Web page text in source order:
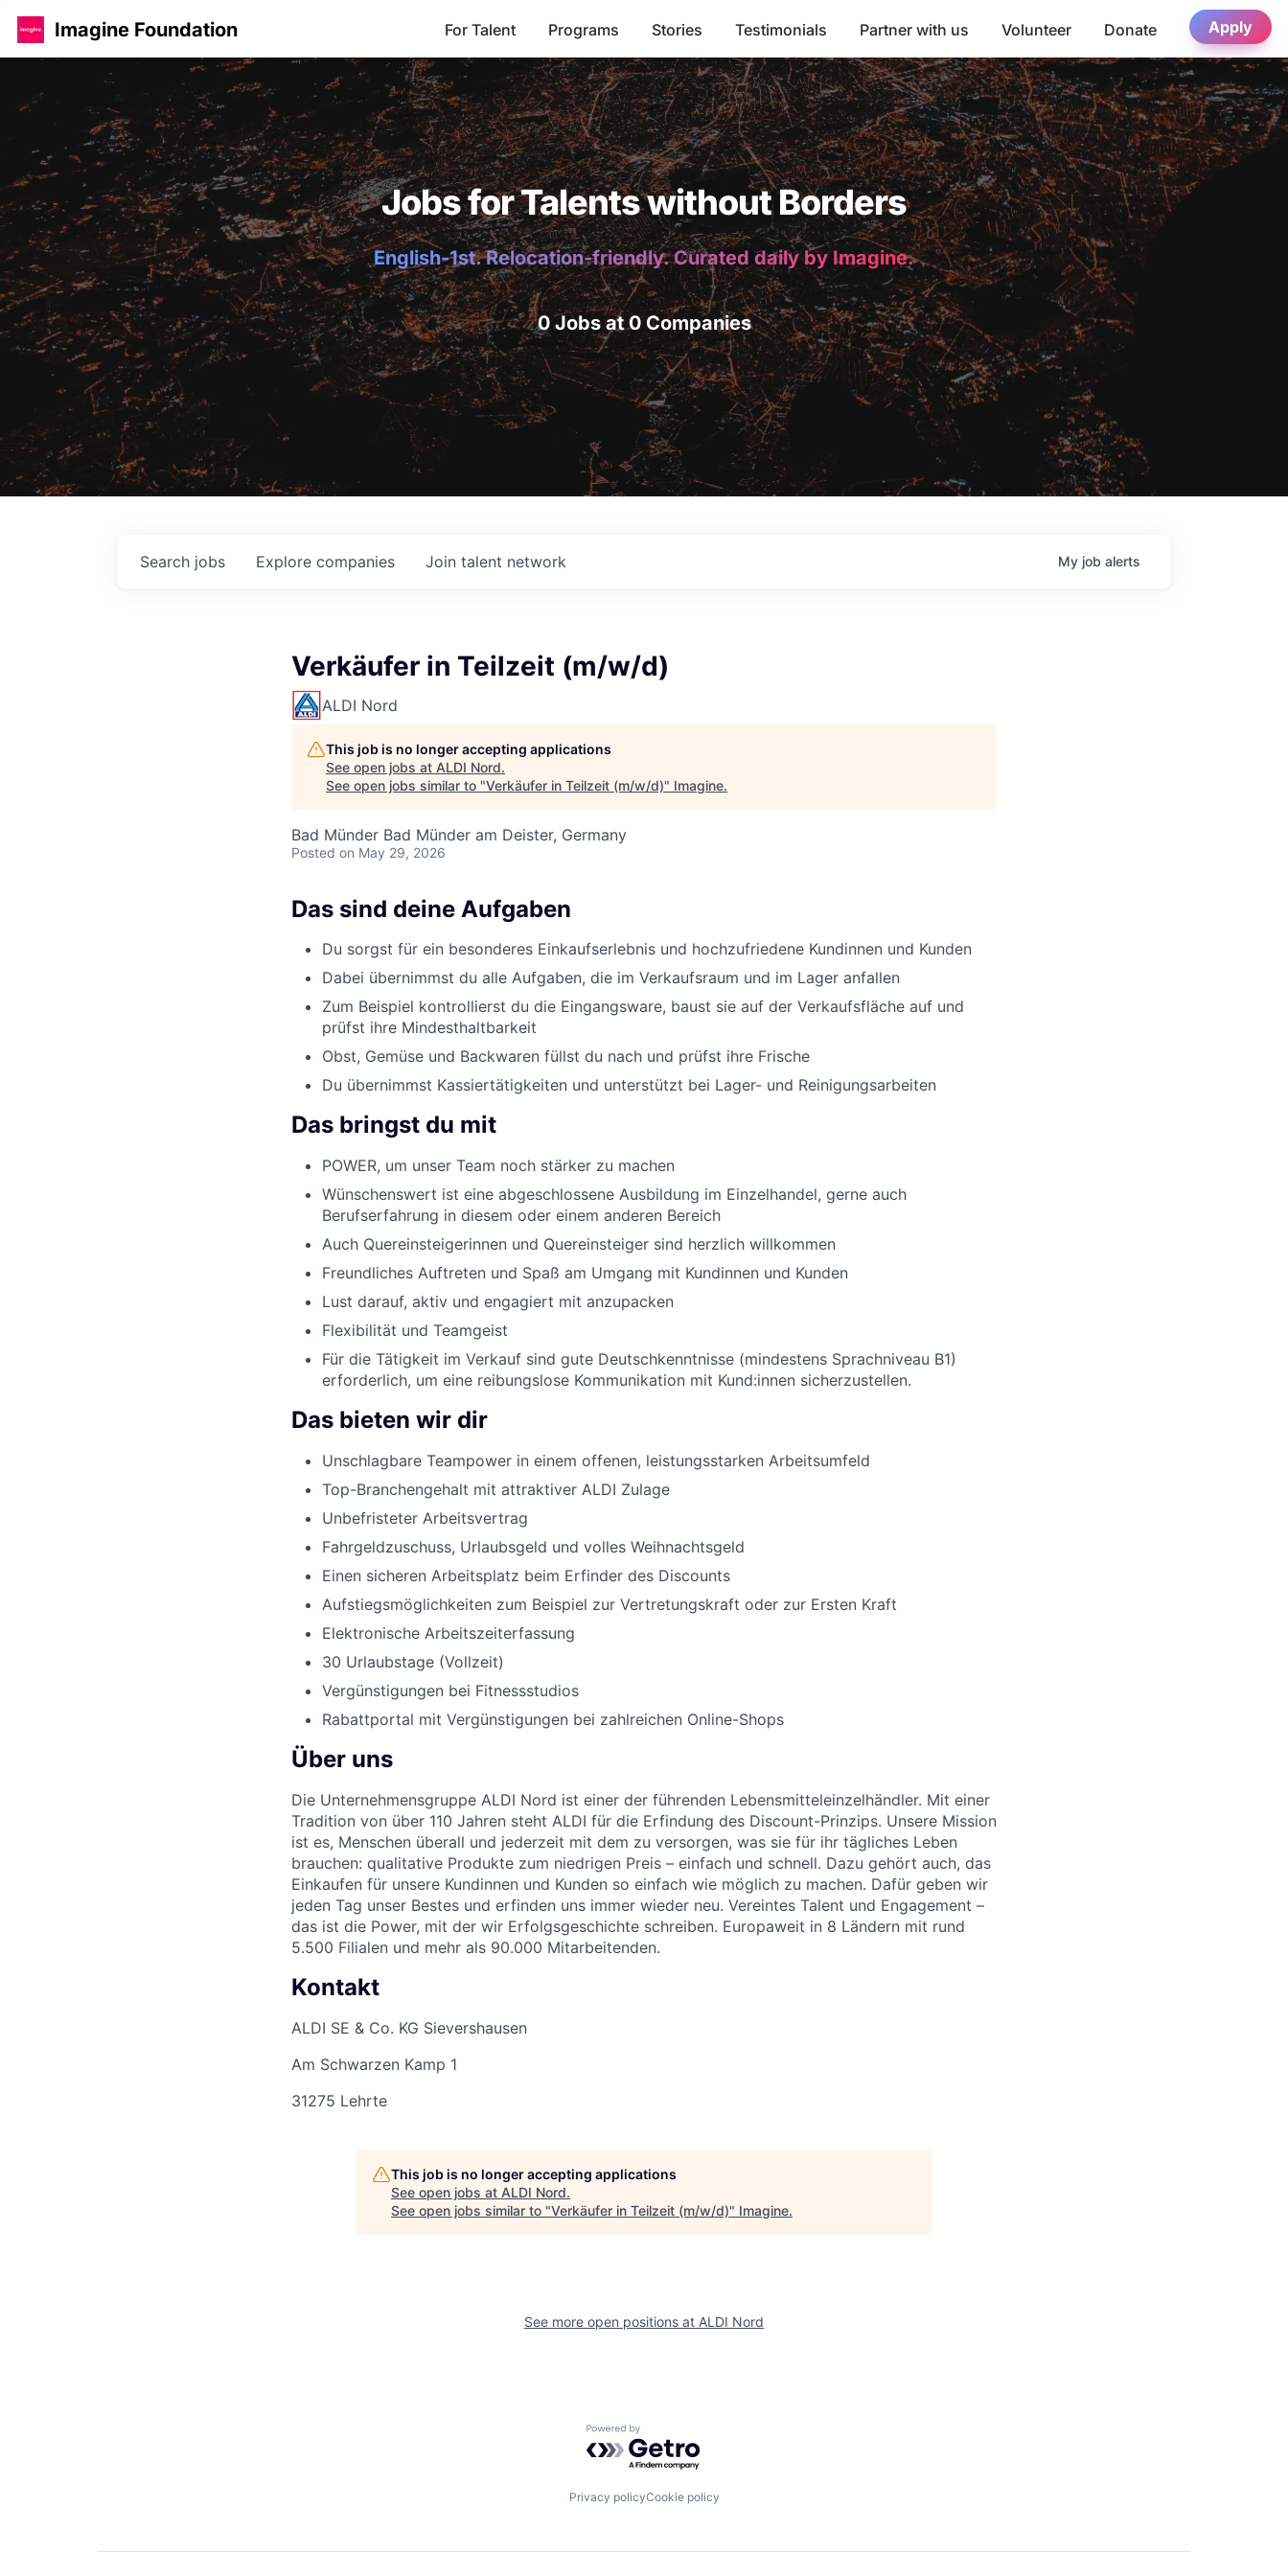
Imagine Foundation For Talent Programs Stories Testimonials Partner with us Volunteer Donate Apply
Jobs for Talents without Borders
English-1st. Relocation-friendly. Curated daily by Imagine.
0 Jobs at 0 Companies
Search jobs Explore companies Join talent network My job alerts
Verkäufer in Teilzeit (m/w/d)
ALDI Nord
This job is no longer accepting applications
See open jobs at ALDI Nord.
See open jobs similar to "Verkäufer in Teilzeit (m/w/d)" Imagine.
Bad Münder Bad Münder am Deister, Germany
Posted on May 29, 2026
Das sind deine Aufgaben
Du sorgst für ein besonderes Einkaufserlebnis und hochzufriedene Kundinnen und Kunden
Dabei übernimmst du alle Aufgaben, die im Verkaufsraum und im Lager anfallen
Zum Beispiel kontrollierst du die Eingangsware, baust sie auf der Verkaufsfläche auf und
prüfst ihre Mindesthaltbarkeit
Obst, Gemüse und Backwaren füllst du nach und prüfst ihre Frische
Du übernimmst Kassiertätigkeiten und unterstützt bei Lager- und Reinigungsarbeiten
Das bringst du mit
POWER, um unser Team noch stärker zu machen
Wünschenswert ist eine abgeschlossene Ausbildung im Einzelhandel, gerne auch
Berufserfahrung in diesem oder einem anderen Bereich
Auch Quereinsteigerinnen und Quereinsteiger sind herzlich willkommen
Freundliches Auftreten und Spaß am Umgang mit Kundinnen und Kunden
Lust darauf, aktiv und engagiert mit anzupacken
Flexibilität und Teamgeist
Für die Tätigkeit im Verkauf sind gute Deutschkenntnisse (mindestens Sprachniveau B1)
erforderlich, um eine reibungslose Kommunikation mit Kund:innen sicherzustellen.
Das bieten wir dir
Unschlagbare Teampower in einem offenen, leistungsstarken Arbeitsumfeld
Top-Branchengehalt mit attraktiver ALDI Zulage
Unbefristeter Arbeitsvertrag
Fahrgeldzuschuss, Urlaubsgeld und volles Weihnachtsgeld
Einen sicheren Arbeitsplatz beim Erfinder des Discounts
Aufstiegsmöglichkeiten zum Beispiel zur Vertretungskraft oder zur Ersten Kraft
Elektronische Arbeitszeiterfassung
30 Urlaubstage (Vollzeit)
Vergünstigungen bei Fitnessstudios
Rabattportal mit Vergünstigungen bei zahlreichen Online-Shops
Über uns
Die Unternehmensgruppe ALDI Nord ist einer der führenden Lebensmitteleinzelhändler. Mit einer
Tradition von über 110 Jahren steht ALDI für die Erfindung des Discount-Prinzips. Unsere Mission
ist es, Menschen überall und jederzeit mit dem zu versorgen, was sie für ihr tägliches Leben
brauchen: qualitative Produkte zum niedrigen Preis – einfach und schnell. Dazu gehört auch, das
Einkaufen für unsere Kundinnen und Kunden so einfach wie möglich zu machen. Dafür geben wir
jeden Tag unser Bestes und erfinden uns immer wieder neu. Vereintes Talent und Engagement –
das ist die Power, mit der wir Erfolgsgeschichte schreiben. Europaweit in 8 Ländern mit rund
5.500 Filialen und mehr als 90.000 Mitarbeitenden.
Kontakt
ALDI SE & Co. KG Sievershausen
Am Schwarzen Kamp 1
31275 Lehrte
This job is no longer accepting applications
See open jobs at ALDI Nord.
See open jobs similar to "Verkäufer in Teilzeit (m/w/d)" Imagine.
See more open positions at ALDI Nord
Powered by Getro.com
Privacy policyCookie policy